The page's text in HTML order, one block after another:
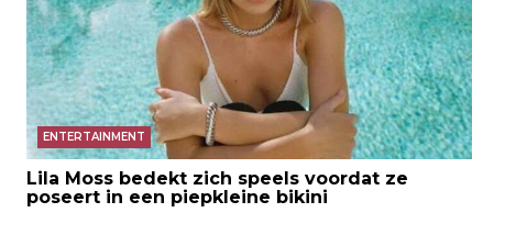
ENTERTAINMENT
Lila Moss bedekt zich speels voordat ze
poseert in een piepkleine bikini